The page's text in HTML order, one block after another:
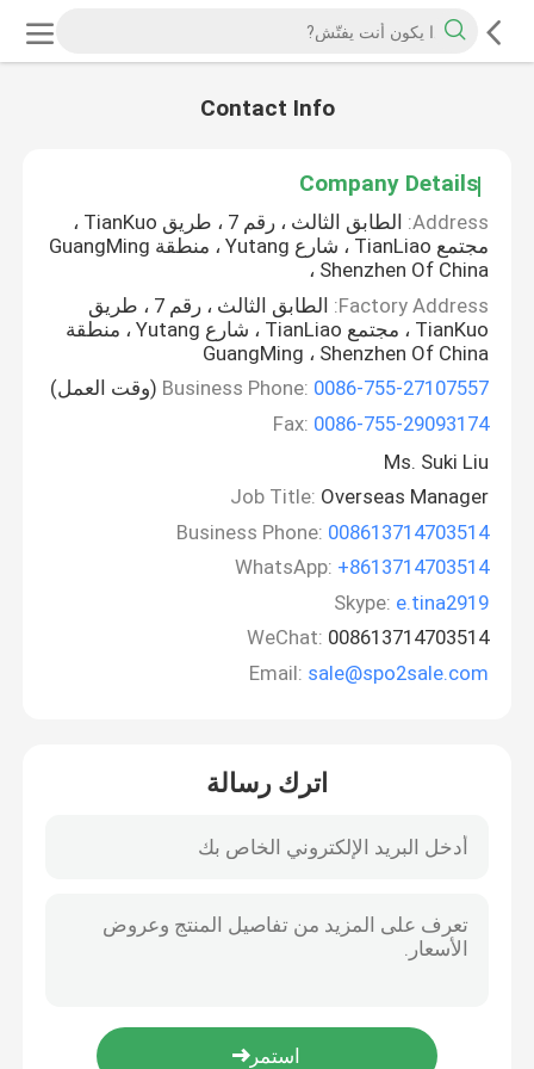
Contact Info
Company Details
Address:
الطابق الثالث ، رقم 7 ، طريق TianKuo ،
مجتمع TianLiao ، شارع Yutang ، منطقة GuangMing
، Shenzhen Of China
Factory Address:
الطابق الثالث ، رقم 7 ، طريق
TianKuo ، مجتمع TianLiao ، شارع Yutang ، منطقة
GuangMing ، Shenzhen Of China
Business Phone: 0086-755-27107557
(وقت العمل)
Fax: 0086-755-29093174
Ms. Suki Liu
Job Title: Overseas Manager
Business Phone: 008613714703514
WhatsApp: +8613714703514
Skype: e.tina2919
WeChat: 008613714703514
Email: sale@spo2sale.com
اترك رسالة